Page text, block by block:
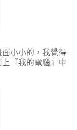
小小的，我覺得
『我的電腦』中